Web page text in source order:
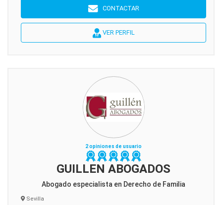
CONTACTAR
VER PERFIL
2 opiniones de usuario
GUILLEN ABOGADOS
Abogado especialista en Derecho de Familia
Sevilla